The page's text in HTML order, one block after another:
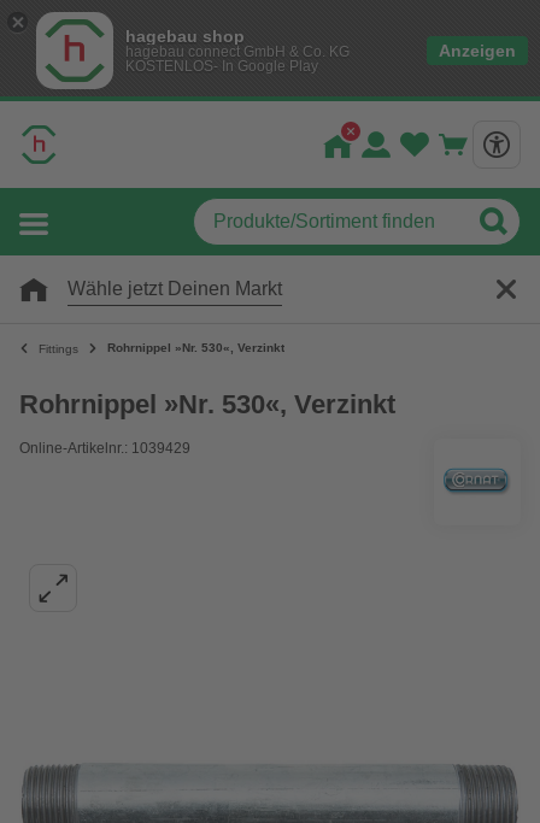
hagebau shop
hagebau connect GmbH & Co. KG
KOSTENLOS- In Google Play
Anzeigen
Wähle jetzt Deinen Markt
Fittings Rohrnippel »Nr. 530«, Verzinkt
Rohrnippel »Nr. 530«, Verzinkt
Online-Artikelnr.: 1039429